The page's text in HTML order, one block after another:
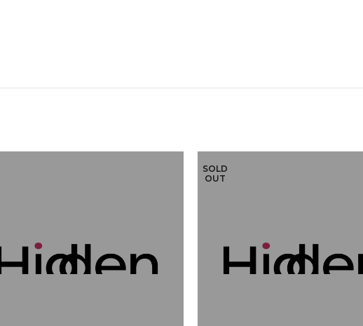
SOLD
OUT